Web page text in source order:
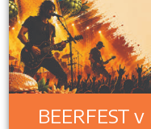
BEERFEST